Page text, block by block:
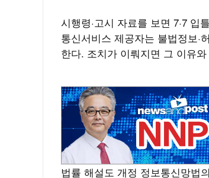
시행령·고시 자료를 보면 7·7
통신서비스 제공자는 불법정보·
한다. 조치가 이뤄지면 그 이유
법률 해설도 개정 정보통신망법